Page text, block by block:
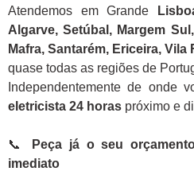
Atendemos em Grande
Algarve, Setúbal, Margem
Mafra, Santarém, Ericeira, Vila
quase todas as regiões de
Independentemente de onde
eletricista 24 horas próximo e
📞
Peça já o seu
imediato